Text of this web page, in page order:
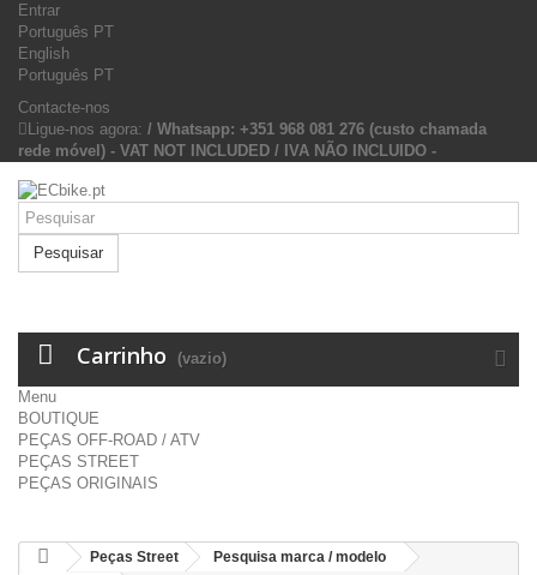
Entrar
Português PT
English
Português PT
Contacte-nos
Ligue-nos agora: / Whatsapp: +351 968 081 276 (custo chamada
rede móvel) - VAT NOT INCLUDED / IVA NÃO INCLUIDO -
Pesquisar
Carrinho (vazio)
Menu
BOUTIQUE
PEÇAS OFF-ROAD / ATV
PEÇAS STREET
PEÇAS ORIGINAIS
Peças Street
Pesquisa marca / modelo